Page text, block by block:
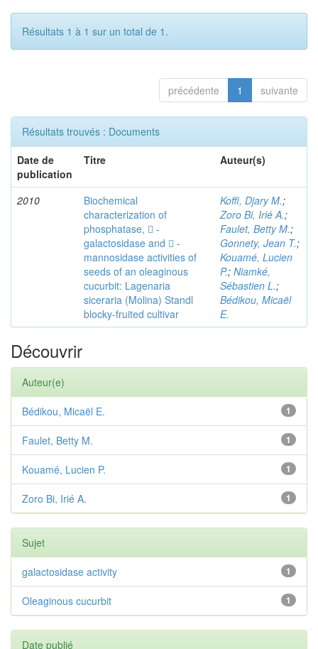
Résultats 1 à 1 sur un total de 1.
précédente 1 suivante
Résultats trouvés : Documents
Date de
publication
Titre Auteur(s)
2010
Biochemical
characterization of
phosphatase,  -
galactosidase and  -
mannosidase activities of
seeds of an oleaginous
cucurbit: Lagenaria
siceraria (Molina) Standl
blocky-fruited cultivar
Koffi, Djary M.;
Zoro Bi, Irié A.;
Faulet, Betty M.;
Gonnety, Jean T.;
Kouamé, Lucien
P.; Niamké,
Sébastien L.;
Bédikou, Micaël
E.
Découvrir
Auteur(e)
1
Bédikou, Micaël E.
1
Faulet, Betty M.
1
Kouamé, Lucien P.
1
Zoro Bi, Irié A.
Sujet
1
galactosidase activity
1
Oleaginous cucurbit
Date publié